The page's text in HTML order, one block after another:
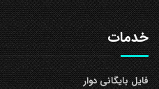
خدمات
فایل بایگانی دوار